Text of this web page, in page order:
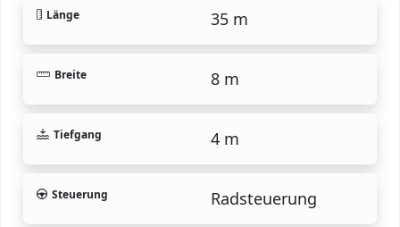
Länge 35 m
Breite 8 m
Tiefgang 4 m
Steuerung Radsteuerung